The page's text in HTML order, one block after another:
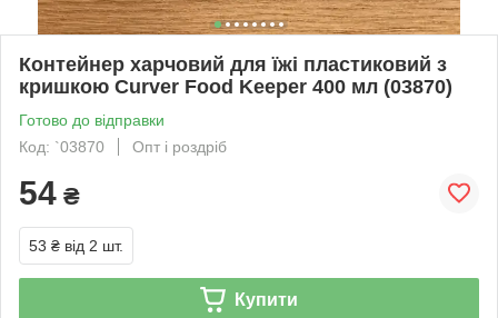
Контейнер харчовий для їжі пластиковий з
кришкою Curver Food Keeper 400 мл (03870)
Готово до відправки
Код: `03870
Опт і роздріб
54 ₴
53 ₴ від 2 шт.
Купити